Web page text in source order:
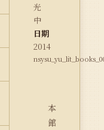
光
中
日期
2014
本
館